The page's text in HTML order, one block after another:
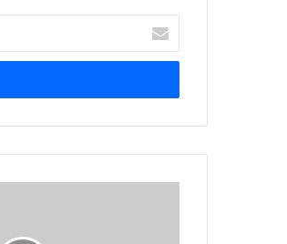
بريدك
الإلكتروني